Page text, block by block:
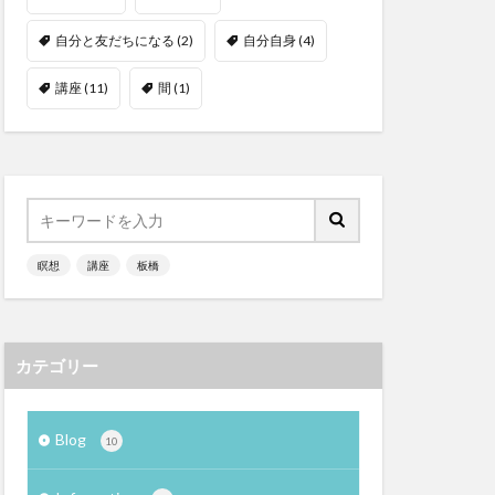
自分と友だちになる (2) 自分自身(4)
講座(11) 間 (1)
瞑想 講座 板橋
カテゴリー
Blog 10